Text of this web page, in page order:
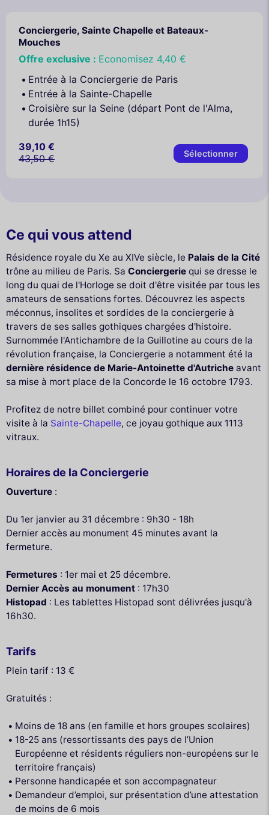
Conciergerie, Sainte Chapelle et Bateaux-
Mouches
Offre exclusive : Economisez 4,40 €
Entrée à la Conciergerie de Paris
Entrée à la Sainte-Chapelle
Croisière sur la Seine (départ Pont de l'Alma,
durée 1h15)
39,10 €
43,50 €
Sélectionner
Ce qui vous attend
Résidence royale du Xe au XIVe siècle, le Palais de la Cité
trône au milieu de Paris. Sa Conciergerie qui se dresse le
long du quai de l'Horloge se doit d'être visitée par tous les
amateurs de sensations fortes. Découvrez les aspects
méconnus, insolites et sordides de la conciergerie à
travers de ses salles gothiques chargées d'histoire.
Surnommée l'Antichambre de la Guillotine au cours de la
révolution française, la Conciergerie a notamment été la
dernière résidence de Marie-Antoinette d'Autriche avant
sa mise à mort place de la Concorde le 16 octobre 1793.
Profitez de notre billet combiné pour continuer votre
visite à la Sainte-Chapelle, ce joyau gothique aux 1113
vitraux.
Horaires de la Conciergerie
Ouverture :
Du 1er janvier au 31 décembre : 9h30 - 18h
Dernier accès au monument 45 minutes avant la
fermeture.
Fermetures : 1er mai et 25 décembre.
Dernier Accès au monument : 17h30
Histopad : Les tablettes Histopad sont délivrées jusqu'à
16h30.
Tarifs
Plein tarif : 13 €
Gratuités :
Moins de 18 ans (en famille et hors groupes scolaires)
18-25 ans (ressortissants des pays de l’Union
Européenne et résidents réguliers non-européens sur le
territoire français)
Personne handicapée et son accompagnateur
Demandeur d’emploi, sur présentation d’une attestation
de moins de 6 mois